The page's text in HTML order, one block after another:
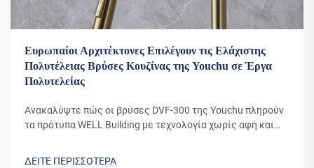
Ευρωπαίοι Αρχιτέκτονες Επιλέγουν τις Ελάχιστης
Πολυτέλειας Βρύσες Κουζίνας της Youchu σε Έργα
Πολυτελείας
Ανακαλύψτε πώς οι βρύσες DVF-300 της Youchu πληρούν
τα πρότυπα WELL Building με τεχνολογία χωρίς αφή και
ΔΕΙΤΕ ΠΕΡΙΣΣΟΤΕΡΑ